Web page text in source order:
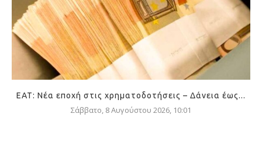
ΕΑΤ: Νέα εποχή στις χρηματοδοτήσεις – Δάνεια έως...
Σάββατο, 8 Αυγούστου 2026, 10:01